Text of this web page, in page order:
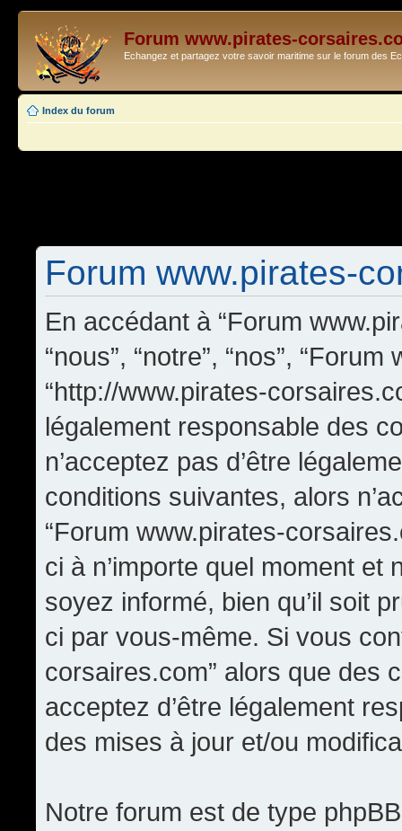
Forum www.pirates-
Echangez et partagez votre savoir maritime sur le forum des
Index du forum
Forum www.pirates-
En accédant à “Forum
“nous”, “notre”, “nos”,
“http://www.pirates-
légalement responsable des
n’acceptez pas d’être
conditions suivantes, alors
“Forum www.pirates-
ci à n’importe quel moment
soyez informé, bien qu’il soit
ci par vous-même. Si vous
corsaires.com” alors que des
acceptez d’être légalement
des mises à jour et/ou
Notre forum est de type phpBB